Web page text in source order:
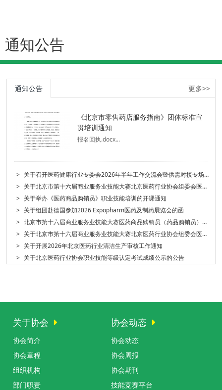
通知公告
通知公告 更多>>
《北京市零售药店服务指南》团体标准宣
贯培训通知
报名回执.docx...
> 关于召开医药健康行业专委会2026年半年工作交流会暨供需对接专场活动的通知
> 关于北京市第十六届商业服务业技能大赛北京医药行业协会组委会医药商品购销员（药品购销员）复赛成绩公示的公告
> 关于举办《医药商品购销员》职业技能培训的开课通知
> 关于组团赴德国参加2026 Expopharm医药及制药展览会的函
> 北京市第十六届商业服务业技能大赛医药商品购销员（药品购销员）复赛通知
> 关于北京市第十六届商业服务业技能大赛北京医药行业协会组委会医药商品购销员（药品购销员）初赛成绩公示的公告
> 关于开展2026年北京医药行业清洁生产审核工作通知
> 关于北京医药行业协会职业技能等级认定考试成绩公示的公告
关于协会
协会简介
协会章程
组织机构
部门职责
协会动态
协会动态
协会周报
协会期刊
技能竞赛平台